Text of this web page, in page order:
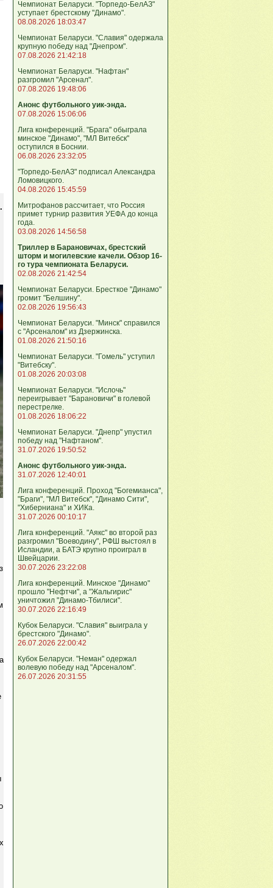
Чемпионат Беларуси. "Торпедо-БелАЗ"
уступает брестскому "Динамо".
08.08.2026 18:03:47
Чемпионат Беларуси. "Славия" одержала
крупную победу над "Днепром".
07.08.2026 21:42:18
Чемпионат Беларуси. "Нафтан"
разгромил "Арсенал".
07.08.2026 19:48:06
Анонс футбольного уик-энда.
07.08.2026 15:06:06
Лига кoнференций. "Брага" обыграла
минское "Динамо", "МЛ Витебск"
оступился в Боснии.
06.08.2026 23:32:05
"Торпедо-БелАЗ" подписал Александра
Ломовицкого.
04.08.2026 15:45:59
Митрофанов рассчитает, что Россия
примет турнир развития УЕФА до конца
года.
03.08.2026 14:56:58
Триллер в Барановичах, брестский
шторм и могилевские качели. Обзор 16-
го тура чемпионата Беларуси.
02.08.2026 21:42:54
Чемпионат Беларуси. Бресткое "Динамо"
громит "Белшину".
02.08.2026 19:56:43
Чемпионат Беларуси. "Минск" справился
с "Арсеналом" из Дзержинска.
01.08.2026 21:50:16
Чемпионат Беларуси. "Гомель" уступил
"Витебску".
01.08.2026 20:03:08
Чемпионат Беларуси. "Ислочь"
переигрывает "Барановичи" в голевой
перестрелке.
01.08.2026 18:06:22
Чемпионат Беларуси. "Днепр" упустил
победу над "Нафтаном".
31.07.2026 19:50:52
Анонс футбольного уик-энда.
31.07.2026 12:40:01
Лига конференций. Проход "Богемианса",
"Браги", "МЛ Витебск", "Динамо Сити",
"Хиберниана" и ХИКа.
31.07.2026 00:10:17
Лига конференций. "Аякс" во второй раз
разгромил "Воеводину", РФШ выстоял в
Исландии, а БАТЭ крупно проиграл в
Швейцарии.
30.07.2026 23:22:08
Лига кoнференций. Минское "Динамо"
прошло "Нефтчи", а "Жальгирис"
уничтожил "Динамо-Тбилиси".
30.07.2026 22:16:49
Кубок Беларуси. "Славия" выиграла у
брестского "Динамо".
26.07.2026 22:00:42
Кубок Беларуси. "Неман" одержал
волевую победу над "Арсеналом".
26.07.2026 20:31:55